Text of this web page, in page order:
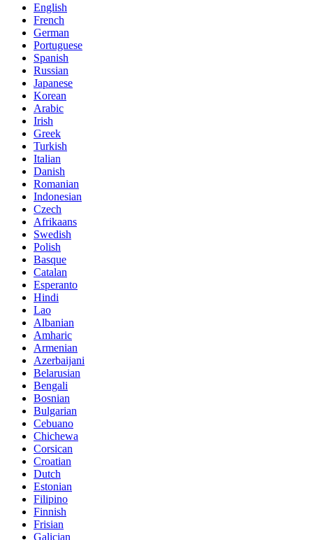
English
French
German
Portuguese
Spanish
Russian
Japanese
Korean
Arabic
Irish
Greek
Turkish
Italian
Danish
Romanian
Indonesian
Czech
Afrikaans
Swedish
Polish
Basque
Catalan
Esperanto
Hindi
Lao
Albanian
Amharic
Armenian
Azerbaijani
Belarusian
Bengali
Bosnian
Bulgarian
Cebuano
Chichewa
Corsican
Croatian
Dutch
Estonian
Filipino
Finnish
Frisian
Galician